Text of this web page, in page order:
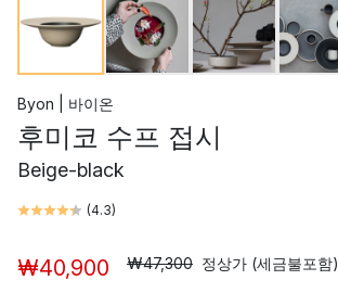
Byon | 바이온
후미코 수프 접시
Beige-black
(4.3)
₩40,900 ₩47,300 정상가 (세금불포함)